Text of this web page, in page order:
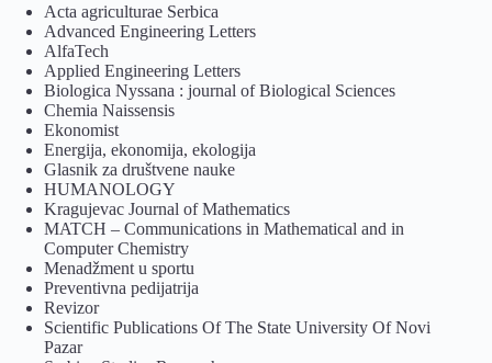
Acta agriculturae Serbica
Advanced Engineering Letters
AlfaTech
Applied Engineering Letters
Biologica Nyssana : journal of Biological Sciences
Chemia Naissensis
Ekonomist
Energija, ekonomija, ekologija
Glasnik za društvene nauke
HUMANOLOGY
Kragujevac Journal of Mathematics
MATCH – Communications in Mathematical and in
Computer Chemistry
Menadžment u sportu
Preventivna pedijatrija
Revizor
Scientific Publications Of The State University Of Novi
Pazar